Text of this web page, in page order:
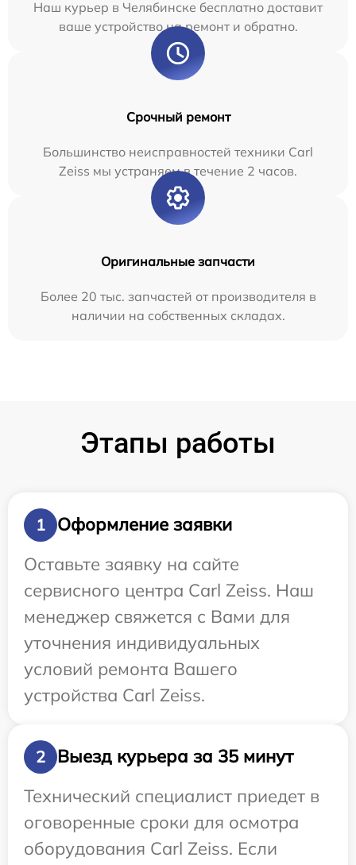
Наш курьер в Челябинске бесплатно доставит
ваше устройство на ремонт и обратно.
Срочный ремонт
Большинство неисправностей техники Carl
Zeiss мы устраняем в течение 2 часов.
Оригинальные запчасти
Более 20 тыс. запчастей от производителя в
наличии на собственных складах.
Этапы работы
1
Оформление заявки
Оставьте заявку на сайте
сервисного центра Carl Zeiss. Наш
менеджер свяжется с Вами для
уточнения индивидуальных
условий ремонта Вашего
устройства Carl Zeiss.
2
Выезд курьера за 35 минут
Технический специалист приедет в
оговоренные сроки для осмотра
оборудования Carl Zeiss. Если